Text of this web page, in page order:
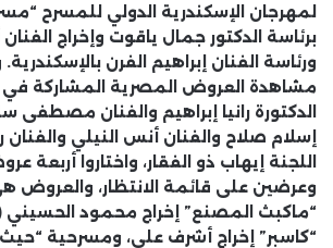
لمهرجان الإسكندرية الدولي للمسرح
برئاسة الدكتور جمال ياقوت وإخراج
ورئاسة الفنان إبراهيم الفرن
مشاهدة العروض المصرية المشاركة في
الدكتورة رانيا إبراهيم والفنان مصطفى
إسلام صلاح والفنان أنس النيلي والفنان
اللجنة إيهاب ذو الفقار، واختاروا أربعة
وعرضين على قائمة الانتظار، والعروض
“ماكبث المصنع” إخراج محمود الحسيني
“كاسبر” إخراج أشرف علي، ومسرحية “حيث